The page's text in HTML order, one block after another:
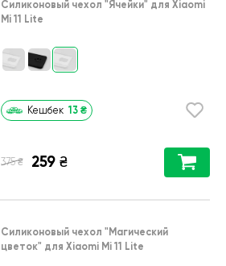
Силиконовый чехол "Ячейки" для Xiaomi
Mi 11 Lite
Кешбек 13 ₴
375 ₴ 259 ₴
Силиконовый чехол "Магический
цветок" для Xiaomi Mi 11 Lite